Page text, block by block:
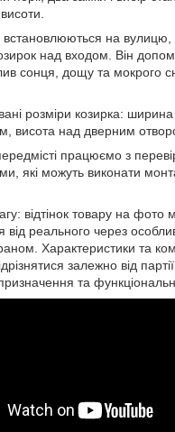
встановлюються на
над входом. Він
сонця, дощу та мокрого
розміри козирка:
висота над дверним
працюємо з
які можуть виконати
відтінок товару на
від реального через
Характеристики та
залежно від
та